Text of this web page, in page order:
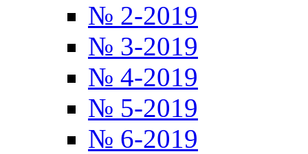
№ 2-2019
№ 3-2019
№ 4-2019
№ 5-2019
№ 6-2019